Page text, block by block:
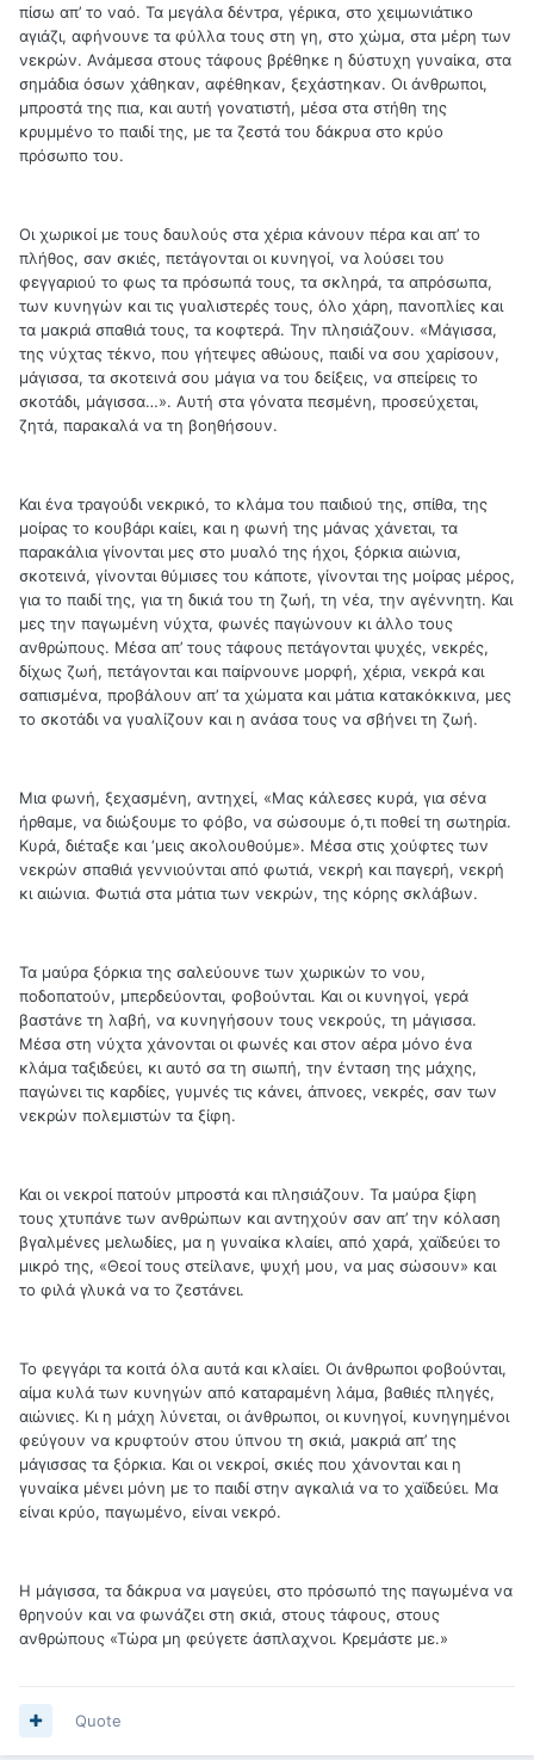
πίσω απ’ το ναό. Τα μεγάλα δέντρα, γέρικα, στο χειμωνιάτικο
αγιάζι, αφήνουνε τα φύλλα τους στη γη, στο χώμα, στα μέρη των
νεκρών. Ανάμεσα στους τάφους βρέθηκε η δύστυχη γυναίκα, στα
σημάδια όσων χάθηκαν, αφέθηκαν, ξεχάστηκαν. Οι άνθρωποι,
μπροστά της πια, και αυτή γονατιστή, μέσα στα στήθη της
κρυμμένο το παιδί της, με τα ζεστά του δάκρυα στο κρύο
πρόσωπο του.
Οι χωρικοί με τους δαυλούς στα χέρια κάνουν πέρα και απ’ το
πλήθος, σαν σκιές, πετάγονται οι κυνηγοί, να λούσει του
φεγγαριού το φως τα πρόσωπά τους, τα σκληρά, τα απρόσωπα,
των κυνηγών και τις γυαλιστερές τους, όλο χάρη, πανοπλίες και
τα μακριά σπαθιά τους, τα κοφτερά. Την πλησιάζουν. «Μάγισσα,
της νύχτας τέκνο, που γήτεψες αθώους, παιδί να σου χαρίσουν,
μάγισσα, τα σκοτεινά σου μάγια να του δείξεις, να σπείρεις το
σκοτάδι, μάγισσα…». Αυτή στα γόνατα πεσμένη, προσεύχεται,
ζητά, παρακαλά να τη βοηθήσουν.
Και ένα τραγούδι νεκρικό, το κλάμα του παιδιού της, σπίθα, της
μοίρας το κουβάρι καίει, και η φωνή της μάνας χάνεται, τα
παρακάλια γίνονται μες στο μυαλό της ήχοι, ξόρκια αιώνια,
σκοτεινά, γίνονται θύμισες του κάποτε, γίνονται της μοίρας μέρος,
για το παιδί της, για τη δικιά του τη ζωή, τη νέα, την αγέννητη. Και
μες την παγωμένη νύχτα, φωνές παγώνουν κι άλλο τους
ανθρώπους. Μέσα απ’ τους τάφους πετάγονται ψυχές, νεκρές,
δίχως ζωή, πετάγονται και παίρνουνε μορφή, χέρια, νεκρά και
σαπισμένα, προβάλουν απ’ τα χώματα και μάτια κατακόκκινα, μες
το σκοτάδι να γυαλίζουν και η ανάσα τους να σβήνει τη ζωή.
Μια φωνή, ξεχασμένη, αντηχεί, «Μας κάλεσες κυρά, για σένα
ήρθαμε, να διώξουμε το φόβο, να σώσουμε ό,τι ποθεί τη σωτηρία.
Κυρά, διέταξε και ‘μεις ακολουθούμε». Μέσα στις χούφτες των
νεκρών σπαθιά γεννιούνται από φωτιά, νεκρή και παγερή, νεκρή
κι αιώνια. Φωτιά στα μάτια των νεκρών, της κόρης σκλάβων.
Τα μαύρα ξόρκια της σαλεύουνε των χωρικών το νου,
ποδοπατούν, μπερδεύονται, φοβούνται. Και οι κυνηγοί, γερά
βαστάνε τη λαβή, να κυνηγήσουν τους νεκρούς, τη μάγισσα.
Μέσα στη νύχτα χάνονται οι φωνές και στον αέρα μόνο ένα
κλάμα ταξιδεύει, κι αυτό σα τη σιωπή, την ένταση της μάχης,
παγώνει τις καρδίες, γυμνές τις κάνει, άπνοες, νεκρές, σαν των
νεκρών πολεμιστών τα ξίφη.
Και οι νεκροί πατούν μπροστά και πλησιάζουν. Τα μαύρα ξίφη
τους χτυπάνε των ανθρώπων και αντηχούν σαν απ’ την κόλαση
βγαλμένες μελωδίες, μα η γυναίκα κλαίει, από χαρά, χαϊδεύει το
μικρό της, «Θεοί τους στείλανε, ψυχή μου, να μας σώσουν» και
το φιλά γλυκά να το ζεστάνει.
Το φεγγάρι τα κοιτά όλα αυτά και κλαίει. Οι άνθρωποι φοβούνται,
αίμα κυλά των κυνηγών από καταραμένη λάμα, βαθιές πληγές,
αιώνιες. Κι η μάχη λύνεται, οι άνθρωποι, οι κυνηγοί, κυνηγημένοι
φεύγουν να κρυφτούν στου ύπνου τη σκιά, μακριά απ’ της
μάγισσας τα ξόρκια. Και οι νεκροί, σκιές που χάνονται και η
γυναίκα μένει μόνη με το παιδί στην αγκαλιά να το χαϊδεύει. Μα
είναι κρύο, παγωμένο, είναι νεκρό.
Η μάγισσα, τα δάκρυα να μαγεύει, στο πρόσωπό της παγωμένα να
θρηνούν και να φωνάζει στη σκιά, στους τάφους, στους
ανθρώπους «Τώρα μη φεύγετε άσπλαχνοι. Κρεμάστε με.»
Quote